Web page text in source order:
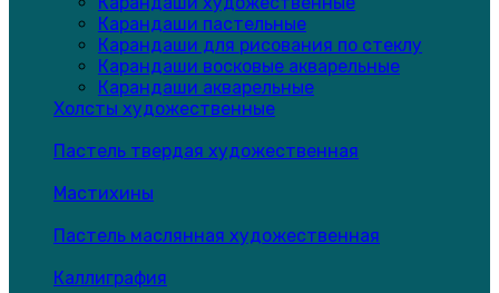
Карандаши пастельные
Карандаши для рисования по стеклу
Карандаши восковые акварельные
Карандаши акварельные
Холсты художественные
Пастель твердая художественная
Мастихины
Пастель маслянная художественная
Каллиграфия